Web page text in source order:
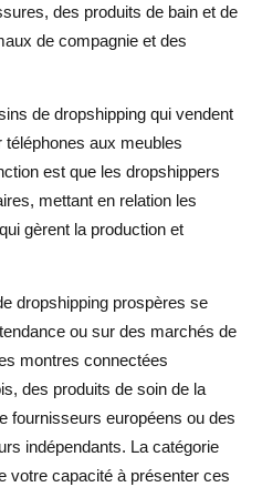
des produits de bain et de
de compagnie et des
de dropshipping qui vendent
aux meubles
est que les dropshippers
mettant en relation les
gèrent la production et
dropshipping prospères se
ou sur des marchés de
montres connectées
des produits de soin de la
fournisseurs européens ou des
indépendants. La catégorie
votre capacité à présenter ces